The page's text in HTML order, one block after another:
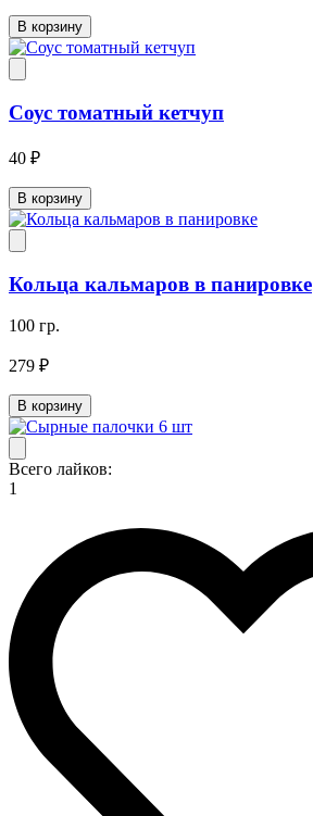
В корзину
Соус томатный кетчуп
40 ₽
В корзину
Кольца кальмаров в панировке
100 гр.
279 ₽
В корзину
Всего лайков:
1